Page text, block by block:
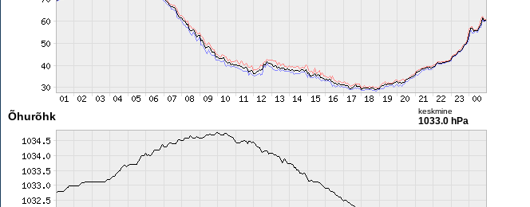
Õhurõhk keskmine
1033.0 hPa